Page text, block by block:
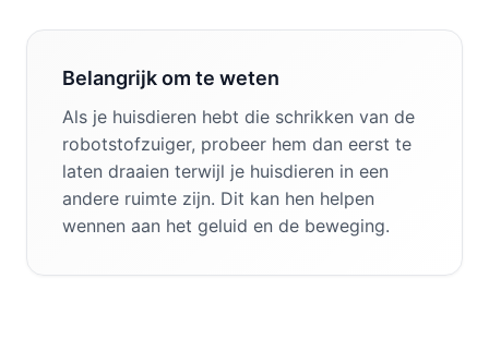
Belangrijk om te weten
Als je huisdieren hebt die schrikken van de
robotstofzuiger, probeer hem dan eerst te
laten draaien terwijl je huisdieren in een
andere ruimte zijn. Dit kan hen helpen
wennen aan het geluid en de beweging.